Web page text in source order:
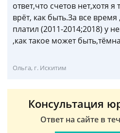
ответ,что счетов нет,хотя
врёт, как быть.За все
платил (2011-2014;2018) у
,как такое может
Ольга, г. Искитим
Консультация
Ответ на сайте в